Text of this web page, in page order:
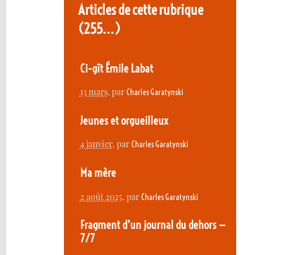
Articles de cette rubrique
(255…)
Ci-gît Émile Labat
13 mars, par Charles Garatynski
Jeunes et orgueilleux
4 janvier, par Charles Garatynski
Ma mère
2 août 2025, par Charles Garatynski
Fragment d’un journal du dehors —
7/7